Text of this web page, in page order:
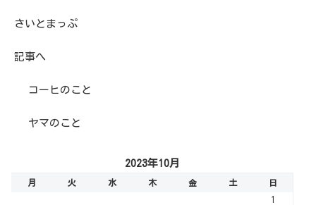
さいとまっぷ
記事へ
コーヒのこと
ヤマのこと
2023年10月
月 火 水 木 金 土
日
1